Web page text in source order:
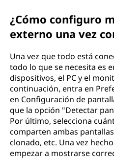
¿Cómo configuro
externo una vez
Una vez que todo está
todo lo que se necesita es
dispositivos, el PC y el
continuación, entra en
en Configuración de
que la opción "Detectar
Por último, selecciona
comparten ambas
clonado, etc. Una vez
empezar a mostrarse